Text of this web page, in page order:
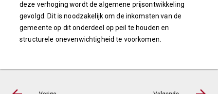
deze verhoging wordt de algemene prijsontwikkeling
gevolgd. Dit is noodzakelijk om de inkomsten van de
gemeente op dit onderdeel op peil te houden en
structurele onevenwichtigheid te voorkomen.